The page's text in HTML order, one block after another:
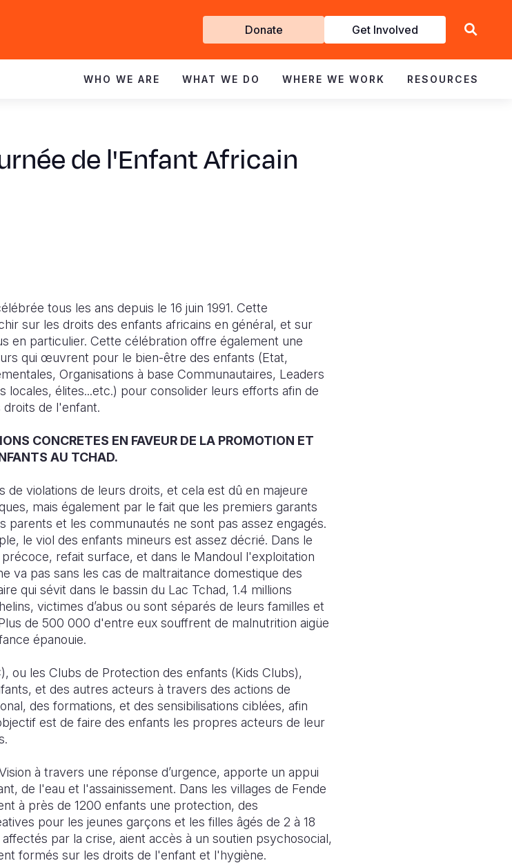
Get
Involved
Donate Get Involved
WHO WE ARE WHAT WE DO WHERE WE WORK RESOURCES
de l'Enfant Africain
tous les ans depuis le 16 juin 1991. Cette
sur les droits des enfants africains en général, et sur
en particulier. Cette célébration offre également une
qui œuvrent pour le bien-être des enfants (Etat,
Organisations à base Communautaires, Leaders
locales, élites...etc.) pour consolider leurs efforts afin de
droits de l'enfant.
CONCRETES EN FAVEUR DE LA PROMOTION ET
AU TCHAD.
violations de leurs droits, et cela est dû en majeure
mais également par le fait que les premiers garants
et les communautés ne sont pas assez engagés.
le viol des enfants mineurs est assez décrié. Dans le
refait surface, et dans le Mandoul l'exploitation
va pas sans les cas de maltraitance domestique des
qui sévit dans le bassin du Lac Tchad, 1.4 millions
victimes d’abus ou sont séparés de leurs familles et
de 500 000 d'entre eux souffrent de malnutrition aigüe
épanouie.
ou les Clubs de Protection des enfants (Kids Clubs),
et des autres acteurs à travers des actions de
des formations, et des sensibilisations ciblées, afin
est de faire des enfants les propres acteurs de leur
à travers une réponse d’urgence, apporte un appui
de l'eau et l'assainissement. Dans les villages de Fende
à près de 1200 enfants une protection, des
pour les jeunes garçons et les filles âgés de 2 à 18
par la crise, aient accès à un soutien psychosocial,
formés sur les droits de l'enfant et l'hygiène.